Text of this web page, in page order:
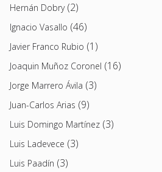
Hernán Dobry(2)
Ignacio Vasallo (46)
Javier Franco Rubio (1)
Joaquin Muñoz Coronel (16)
Jorge Marrero Ávila (3)
Juan-Carlos Arias (9)
Luis Domingo Martínez (3)
Luis Ladevece (3)
Luis Paadín (3)